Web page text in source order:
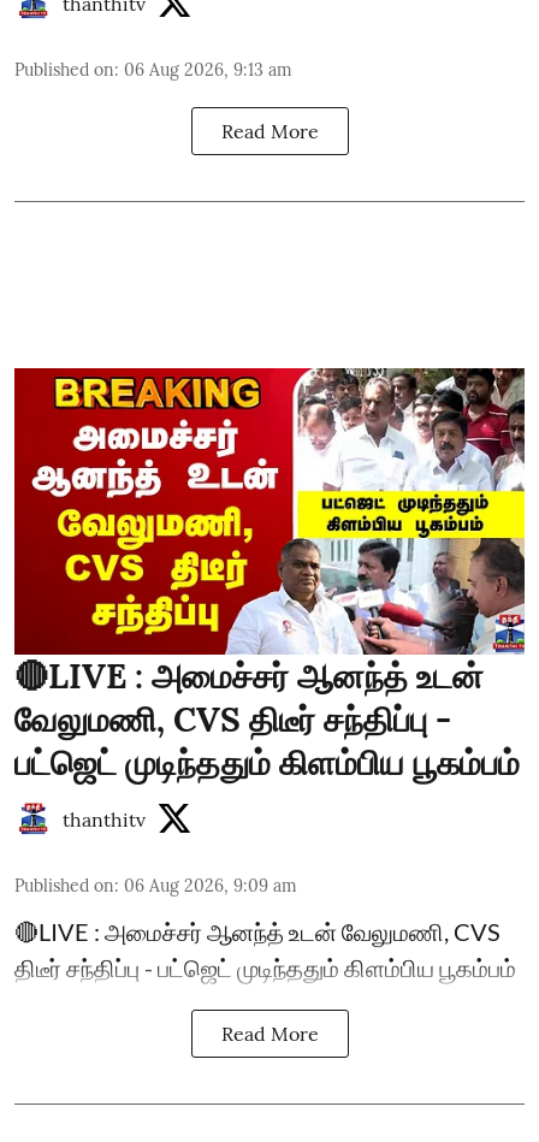
Published on: 06 Aug 2026, 9:13 am
Read More
🔴LIVE : அமைச்சர் ஆனந்த் உடன்
வேலுமணி, CVS திடீர் சந்திப்பு -
பட்ஜெட் முடிந்ததும் கிளம்பிய பூகம்பம்
thanthitv
Published on: 06 Aug 2026, 9:09 am
🔴LIVE : அமைச்சர் ஆனந்த் உடன் வேலுமணி, CVS
திடீர் சந்திப்பு - பட்ஜெட் முடிந்ததும் கிளம்பிய பூகம்பம்
Read More